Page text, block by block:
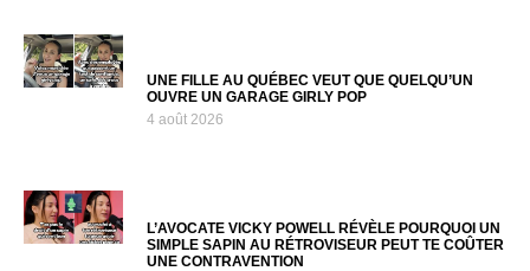
UNE FILLE AU QUÉBEC VEUT QUE QUELQU’UN
OUVRE UN GARAGE GIRLY POP
4 août 2026
L’AVOCATE VICKY POWELL RÉVÈLE POURQUOI UN
SIMPLE SAPIN AU RÉTROVISEUR PEUT TE COÛTER
UNE CONTRAVENTION